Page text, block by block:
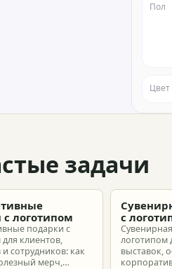
Пол
Цвет
задачи
с логотипом
подарки с
клиентов,
сотрудников: как
мерч,
с
логотипом
выставок,